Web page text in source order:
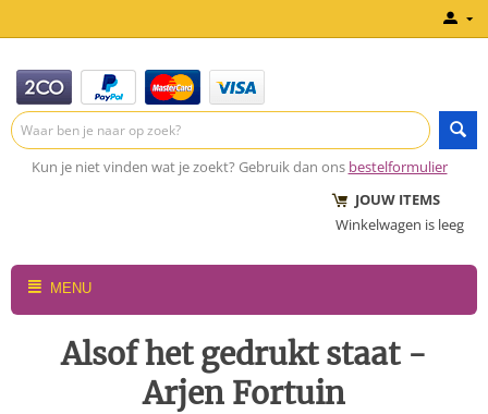
Kun je niet vinden wat je zoekt? Gebruik dan ons bestelformulier
JOUW ITEMS
Winkelwagen is leeg
MENU
Alsof het gedrukt staat -
Arjen Fortuin